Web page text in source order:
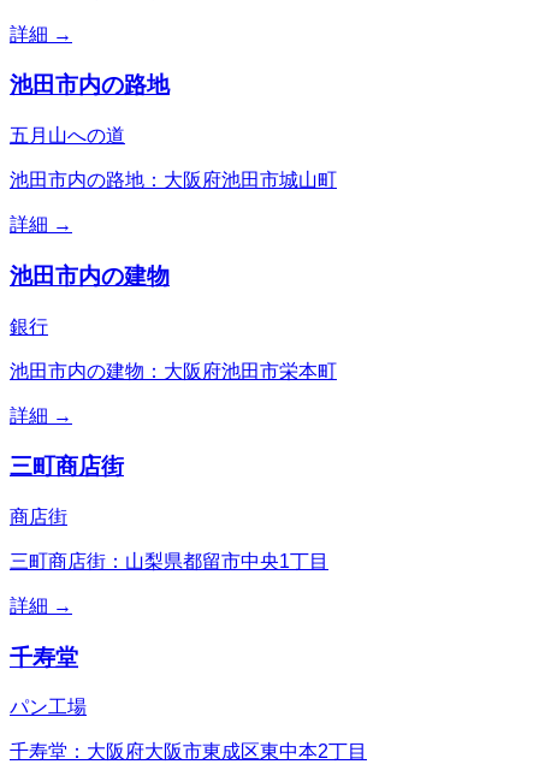
詳細 →
池田市内の路地
五月山への道
池田市内の路地：大阪府池田市城山町
詳細 →
池田市内の建物
銀行
池田市内の建物：大阪府池田市栄本町
詳細 →
三町商店街
商店街
三町商店街：山梨県都留市中央1丁目
詳細 →
千寿堂
パン工場
千寿堂：大阪府大阪市東成区東中本2丁目